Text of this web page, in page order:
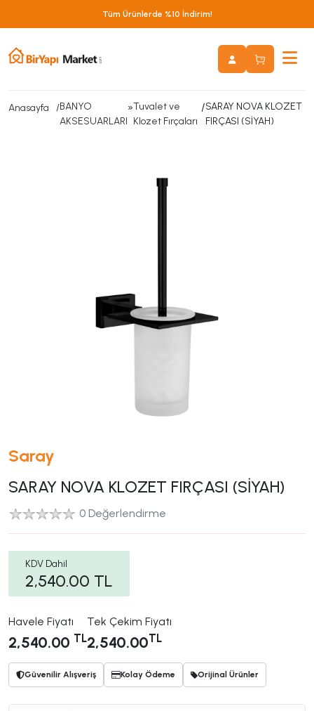
Tüm Ürünlerde %10 İndirim!
Anasayfa
BANYO
AKSESUARLARI
»Tuvalet ve
Klozet Fırçaları
/SARAY NOVA KLOZET
FIRÇASI (SİYAH)
Saray
SARAY NOVA KLOZET FIRÇASI (SİYAH)
0 Değerlendirme
KDV Dahil
2,540.00 TL
Havele Fiyatı
2,540.00 TL
Tek Çekim Fiyatı
2,540.00TL
Güvenilir Alışveriş Kolay Ödeme Orijinal Ürünler